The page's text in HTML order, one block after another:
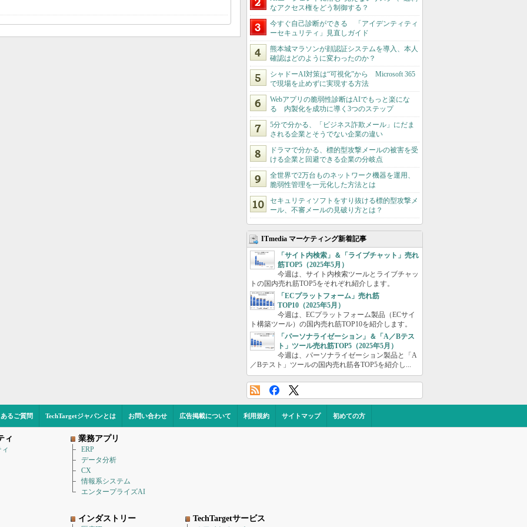
なアクセス権をどう制御する？
今すぐ自己診断ができる 「アイデンティティ
ーセキュリティ」見直しガイド
熊本城マラソンが顔認証システムを導入、本人
確認はどのように変わったのか？
シャドーAI対策は“可視化”から Microsoft 365
で現場を止めずに実現する方法
Webアプリの脆弱性診断はAIでもっと楽にな
る 内製化を成功に導く3つのステップ
5分で分かる、「ビジネス詐欺メール」にだま
される企業とそうでない企業の違い
ドラマで分かる、標的型攻撃メールの被害を受
ける企業と回避できる企業の分岐点
全世界で2万台ものネットワーク機器を運用、
脆弱性管理を一元化した方法とは
セキュリティソフトをすり抜ける標的型攻撃メ
ール、不審メールの見破り方とは？
ITmedia マーケティング新着記事
「サイト内検索」＆「ライブチャット」売れ
筋TOP5（2025年5月）
今週は、サイト内検索ツールとライブチャッ
トの国内売れ筋TOP5をそれぞれ紹介します。
「ECプラットフォーム」売れ筋
TOP10（2025年5月）
今週は、ECプラットフォーム製品（ECサイ
ト構築ツール）の国内売れ筋TOP10を紹介します。
「パーソナライゼーション」＆「A／Bテス
ト」ツール売れ筋TOP5（2025年5月）
今週は、パーソナライゼーション製品と「A
／Bテスト」ツールの国内売れ筋各TOP5を紹介し...
るご質問 TechTargetジャパンとは お問い合わせ 広告掲載について 利用規約 サイトマップ 初めての方
ィ 業務アプリ
ERP
データ分析
CX
情報系システム
エンタープライズAI
インダストリー TechTargetサービス